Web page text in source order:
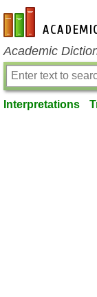
en-academic.com
Academic
Interpretations